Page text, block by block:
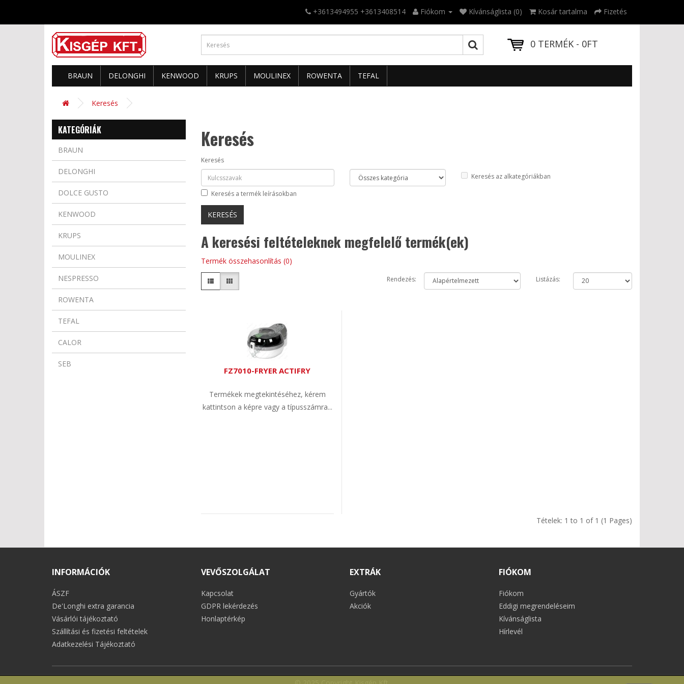
+3613494955 +3613408514 Fiókom Kívánságlista (0) Kosár tartalma Fizetés
0 TERMÉK - 0FT
BRAUN DELONGHI KENWOOD KRUPS MOULINEX ROWENTA TEFAL
Keresés
KATEGÓRIÁK
BRAUN
DELONGHI
DOLCE GUSTO
KENWOOD
KRUPS
MOULINEX
NESPRESSO
ROWENTA
TEFAL
CALOR
SEB
Keresés
Keresés
Keresés az alkategóriákban
Keresés a termék leírásokban
A keresési feltételeknek megfelelő termék(ek)
Termék összehasonlítás (0)
Rendezés: Listázás:
FZ7010-FRYER ACTIFRY
Termékek megtekintéséhez, kérem
kattintson a képre vagy a típusszámra...
Tételek: 1 to 1 of 1 (1 Pages)
INFORMÁCIÓK
ÁSZF
De'Longhi extra garancia
Vásárlói tájékoztató
Szállítási és fizetési feltételek
Adatkezelési Tájékoztató
VEVŐSZOLGÁLAT
Kapcsolat
GDPR lekérdezés
Honlaptérkép
EXTRÁK
Gyártók
Akciók
FIÓKOM
Fiókom
Eddigi megrendeléseim
Kívánságlista
Hírlevél